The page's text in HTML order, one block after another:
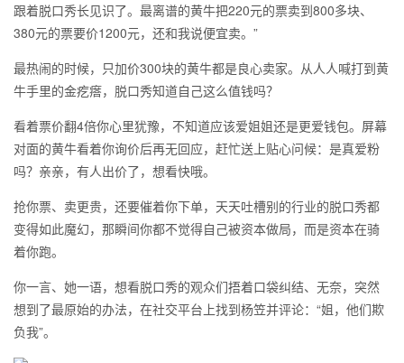
跟着脱口秀长见识了。最离谱的黄牛把220元的票卖到800多块、
380元的票要价1200元，还和我说便宜卖。”
最热闹的时候，只加价300块的黄牛都是良心卖家。从人人喊打到黄
牛手里的金疙瘩，脱口秀知道自己这么值钱吗？
看着票价翻4倍你心里犹豫，不知道应该爱姐姐还是更爱钱包。屏幕
对面的黄牛看着你询价后再无回应，赶忙送上贴心问候：是真爱粉
吗？亲亲，有人出价了，想看快哦。
抢你票、卖更贵，还要催着你下单，天天吐槽别的行业的脱口秀都
变得如此魔幻，那瞬间你都不觉得自己被资本做局，而是资本在骑
着你跑。
你一言、她一语，想看脱口秀的观众们捂着口袋纠结、无奈，突然
想到了最原始的办法，在社交平台上找到杨笠并评论：“姐，他们欺
负我”。